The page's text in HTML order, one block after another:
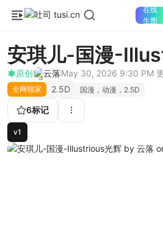
在线
生图
安琪儿-国漫-
辉
原创 云落May 30, 2026 9:30 PM
全网独家 2.5D 国漫，动漫，2.5D
6标记
v1